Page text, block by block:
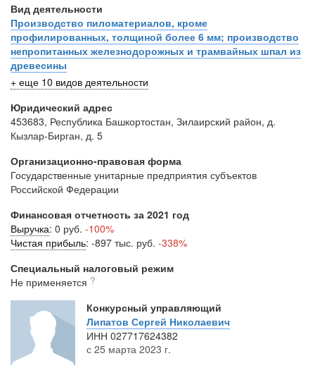
Вид деятельности
Производство пиломатериалов, кроме
профилированных, толщиной более 6 мм; производство
непропитанных железнодорожных и трамвайных шпал из
древесины
+ еще 10 видов деятельности
Юридический адрес
453683, Республика Башкортостан, Зилаирский район, д.
Кызлар-Бирган, д. 5
Организационно-правовая форма
Государственные унитарные предприятия субъектов
Российской Федерации
Финансовая отчетность за 2021 год
Выручка: 0 руб. -100%
Чистая прибыль: -897 тыс. руб. -338%
Специальный налоговый режим
Не применяется ?
Конкурсный управляющий
Липатов Сергей Николаевич
ИНН 027717624382
с 25 марта 2023 г.